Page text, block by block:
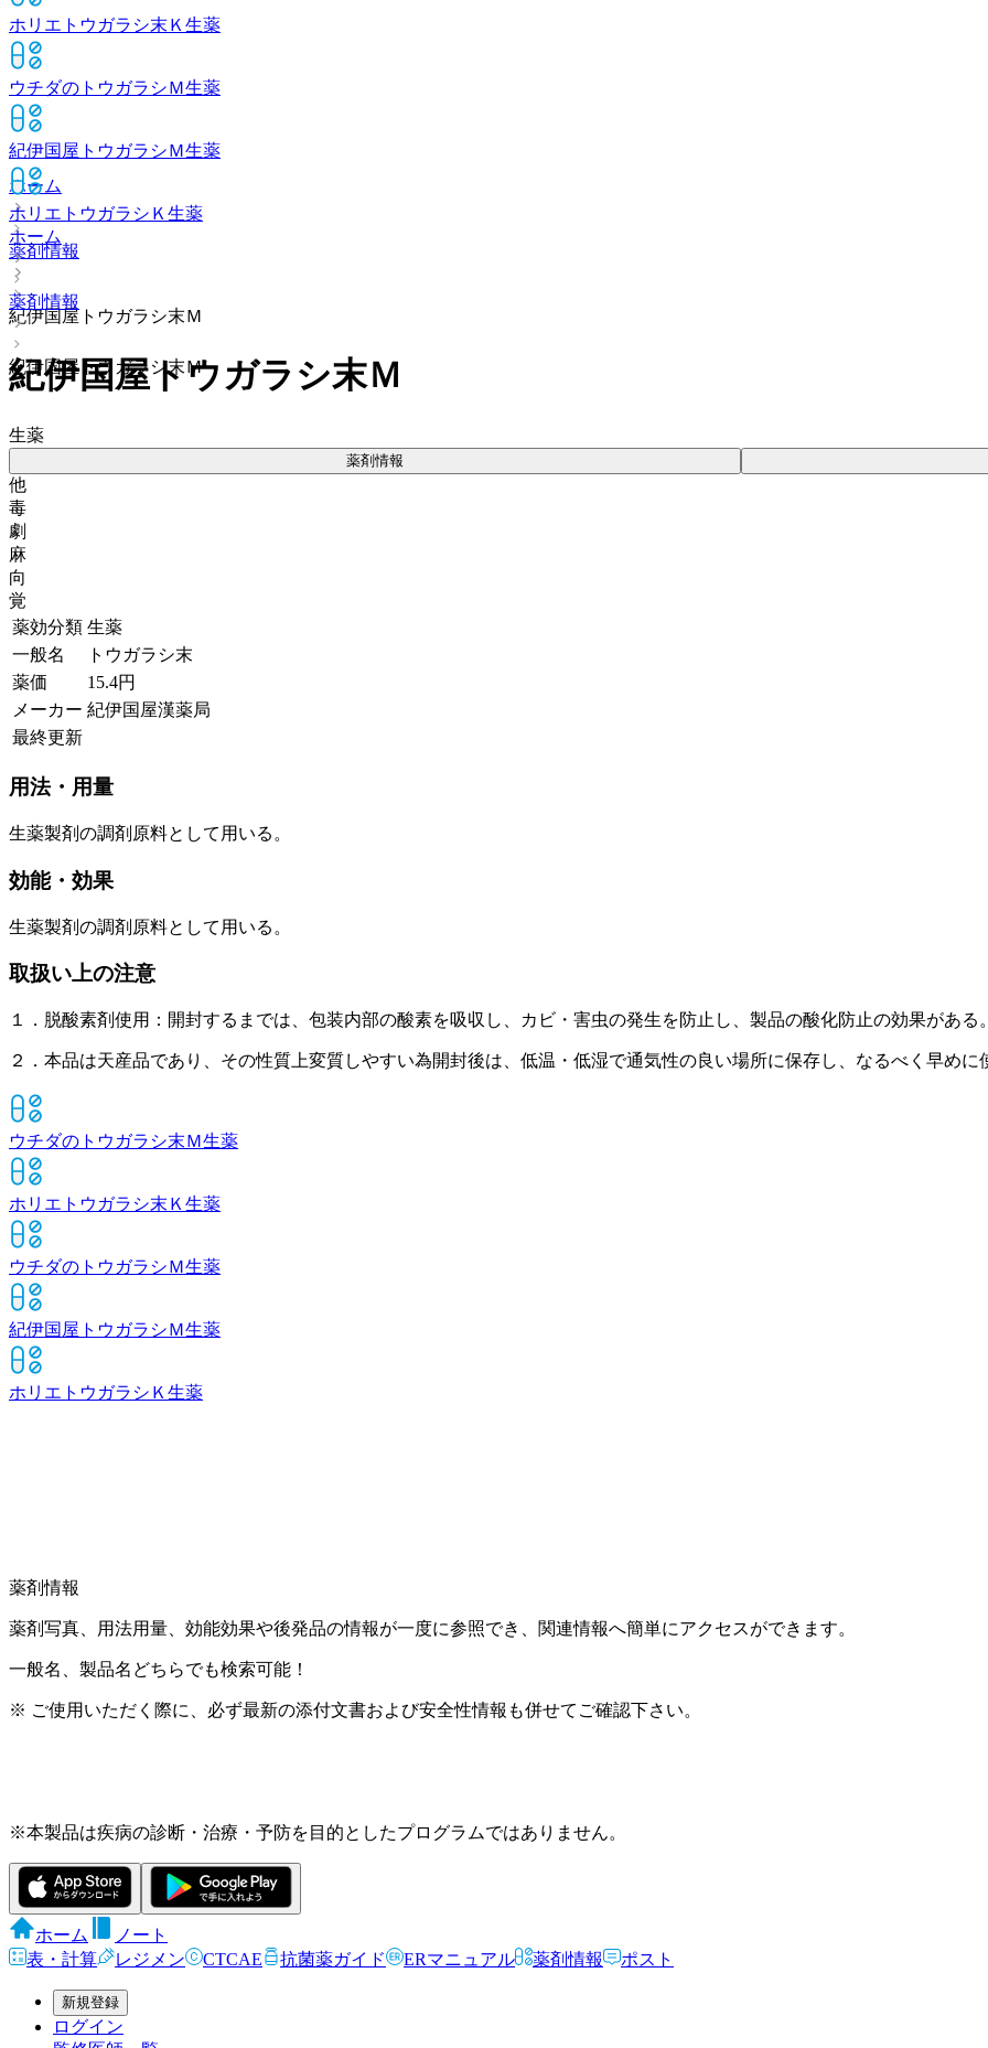
ホリエトウガラシ末Ｋ 生薬
ウチダのトウガラシＭ生薬
紀伊国屋トウガラシＭ生薬
ホリエトウガラシＫ 生薬
ホーム
薬剤情報
紀伊国屋トウガラシ末Ｍ
ホーム
薬剤情報
紀伊国屋トウガラシ末Ｍ
紀伊国屋トウガラシ末Ｍ
生薬
薬剤情報
他
毒
劇
麻
向
覚
薬効分類 生薬
一般名
トウガラシ末
薬価
15.4円
メーカー 紀伊国屋漢薬局
最終更新
用法・用量
生薬製剤の調剤原料として用いる。
効能・効果
生薬製剤の調剤原料として用いる。
取扱い上の注意
１．脱酸素剤使用：開封するまでは、包装内部の酸素を吸収し、カビ・害虫の発生を防止し、製品の酸化防止の効果がある
２．本品は天産品であり、その性質上変質しやすい為開封後は、低温・低湿で通気性の良い場所に保存し、なるべく早めに
ウチダのトウガラシ末Ｍ生薬
ホリエトウガラシ末Ｋ 生薬
ウチダのトウガラシＭ生薬
紀伊国屋トウガラシＭ生薬
ホリエトウガラシＫ 生薬
薬剤情報
薬剤写真、用法用量、効能効果や後発品の情報が一度に参照でき、関連情報へ簡単にアクセスができます。
一般名、製品名どちらでも検索可能！
※ ご使用いただく際に、必ず最新の添付文書および安全性情報も併せてご確認下さい。
※本製品は疾病の診断・治療・予防を目的としたプログラムではありません。
ホーム
ノート
表・計算
レジメン CTCAE 抗菌薬ガイド ERマニュアル 薬剤情報 ポスト
新規登録
ログイン